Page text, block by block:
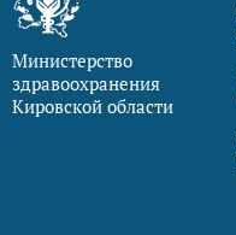
Министерство
здравоохранения
Кировской области